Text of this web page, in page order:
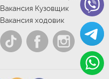
Вакансия Кузовщик
Вакансия ходовик